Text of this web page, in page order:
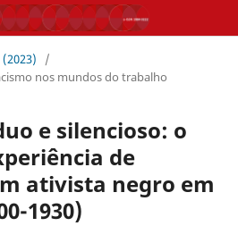
(2023)
/
nos mundos do trabalho
e silencioso: o
de
ativista negro em
1930)